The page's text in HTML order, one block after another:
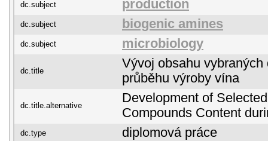
dc.subject production
dc.subject biogenic amines
dc.subject microbiology
dc.title
Vývoj obsahu
průběhu výroby vína
dc.title.alternative
Development of
Compounds Content
dc.type diplomová práce